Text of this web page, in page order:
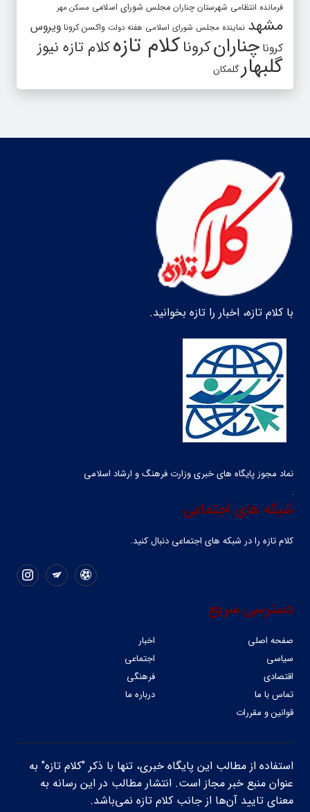
فرمانده انتظامی شهرستان چناران مجلس شورای اسلامی مسکن مهر
مشهد نماینده مجلس شورای اسلامی هفته دولت واکسن کرونا ویروس
کرونا چنارانکروناکلام تازهکلام تازه نیوز
گلبهارگلمکان
با کلام تازه، اخبار را تازه بخوانید.
نماد مجوز پایگاه های خبری وزارت فرهنگ و ارشاد اسلامی
شبکه های اجتماعی
کلام تازه را در شبکه ‌های اجتماعی دنبال کنید.
دسترسی سریع
صفحه اصلی
اخبار
سیاسی
اجتماعی
اقتصادی
فرهنگی
تماس با ما
درباره ما
قوانین و مقررات
استفاده از مطالب این پایگاه خبری، تنها با ذکر "کلام تازه" به
عنوان منبع خبر مجاز است. انتشار مطالب در این رسانه به
معنای تایید آن‌ها از جانب کلام تازه نمی‌باشد.